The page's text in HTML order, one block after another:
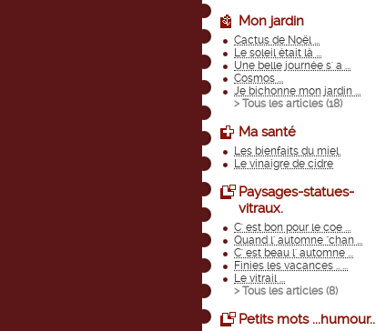
Mon jardin
Cactus de Noël ...
Le soleil était là ...
Une belle journée s' a ...
Cosmos ...
Je bichonne mon jardin ...
> Tous les articles (18)
Ma santé
Les bienfaits du miel.
Le vinaigre de cidre
Paysages-statues-
vitraux.
C' est bon pour le coe ...
Quand l' automne "chan ...
C' est beau l' automne ...
Finies les vacances .. ...
Le vitrail ...
> Tous les articles (8)
Petits mots ...humour..